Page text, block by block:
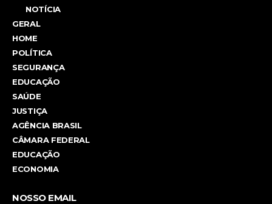
NOTÍCIA
GERAL
HOME
POLÍTICA
SEGURANÇA
EDUCAÇÃO
SAÚDE
JUSTIÇA
AGÊNCIA BRASIL
CÂMARA FEDERAL
EDUCAÇÃO
ECONOMIA
NOSSO EMAIL